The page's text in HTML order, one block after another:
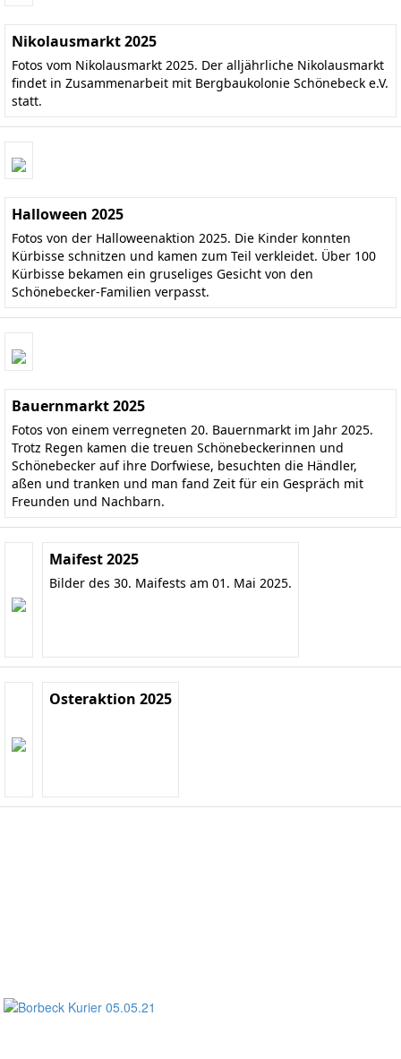
Nikolausmarkt 2025
Fotos vom Nikolausmarkt 2025. Der alljährliche Nikolausmarkt
findet in Zusammenarbeit mit Bergbaukolonie Schönebeck e.V.
statt.
Halloween 2025
Fotos von der Halloweenaktion 2025. Die Kinder konnten
Kürbisse schnitzen und kamen zum Teil verkleidet. Über 100
Kürbisse bekamen ein gruseliges Gesicht von den
Schönebecker-Familien verpasst.
Bauernmarkt 2025
Fotos von einem verregneten 20. Bauernmarkt im Jahr 2025.
Trotz Regen kamen die treuen Schönebeckerinnen und
Schönebecker auf ihre Dorfwiese, besuchten die Händler,
aßen und tranken und man fand Zeit für ein Gespräch mit
Freunden und Nachbarn.
Maifest 2025
Bilder des 30. Maifests am 01. Mai 2025.
Osteraktion 2025